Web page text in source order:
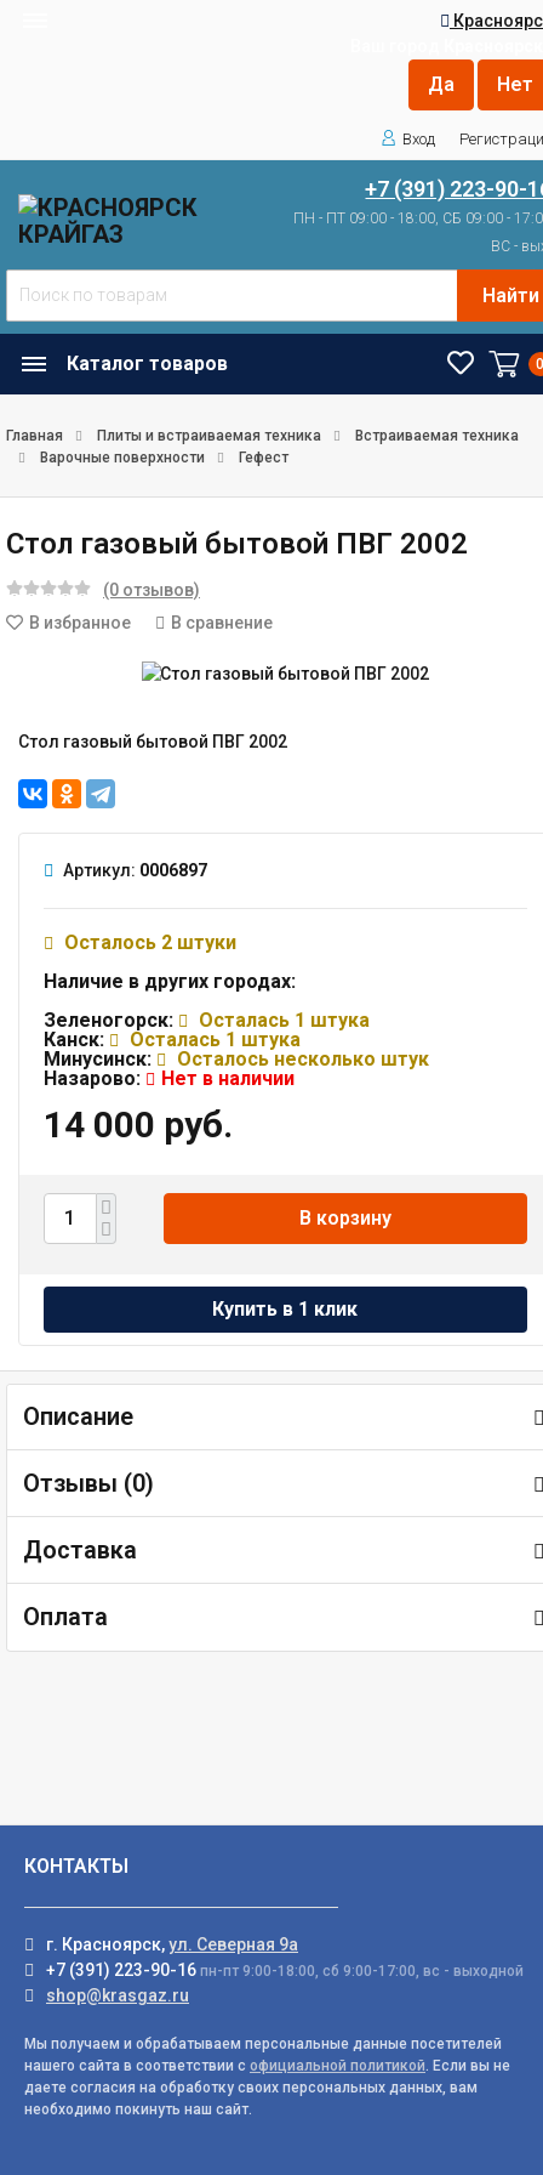
Вход
+7 (391) 223-90-
ПН - ПТ 09:00 - 18:00, СБ 09:00 -
ВС -
Найти
Каталог товаров
Главная Плиты и встраиваемая техника
Встраиваемая техника
Варочные поверхности
Гефест
Стол газовый бытовой ПВГ 2002
(0 отзывов)
В избранное
В сравнение
Стол газовый бытовой ПВГ 2002
Артикул: 0006897
Осталось 2 штуки
Наличие в других городах:
Зеленогорск:
Осталась 1 штука
Канск:
Осталась 1 штука
Минусинск:
Осталось несколько штук
Назарово:
Нет в наличии
14 000 руб.
В корзину
Описание
Отзывы (0)
Доставка
Оплата
КОНТАКТЫ
г. Красноярск,ул. Северная 9а
+7 (391) 223-90-16 пн-пт 9:00-18:00, сб 9:00-17:00, вс - выходной
shop@krasgaz.ru
Мы получаем и обрабатываем персональные данные посетителей
нашего сайта в соответствии с официальной политикой. Если вы не
даете согласия на обработку своих персональных данных, вам
необходимо покинуть наш сайт.